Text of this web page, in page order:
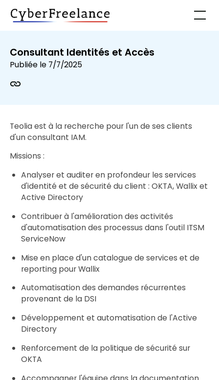
Consultant Identités et Accès
Publiée le 7/7/2025
Teolia est à la recherche pour l'un de ses clients
d'un consultant IAM.
Missions :
Analyser et auditer en profondeur les services
d'identité et de sécurité du client : OKTA, Wallix et
Active Directory
Contribuer à l'amélioration des activités
d'automatisation des processus dans l'outil ITSM
ServiceNow
Mise en place d'un catalogue de services et de
reporting pour Wallix
Automatisation des demandes récurrentes
provenant de la DSI
Développement et automatisation de l'Active
Directory
Renforcement de la politique de sécurité sur
OKTA